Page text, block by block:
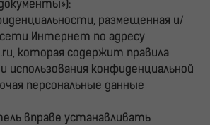
размещенная и/
Интернет по адресу
которая содержит правила
использования конфиденциальной
персональные данные
вправе устанавливать